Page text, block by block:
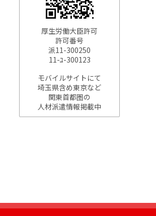
厚生労働大臣許可
許可番号
派11-300250
11-ﾕ-300123
モバイルサイトにて
埼玉県含め東京など
関東首都圏の
人材派遣情報掲載中